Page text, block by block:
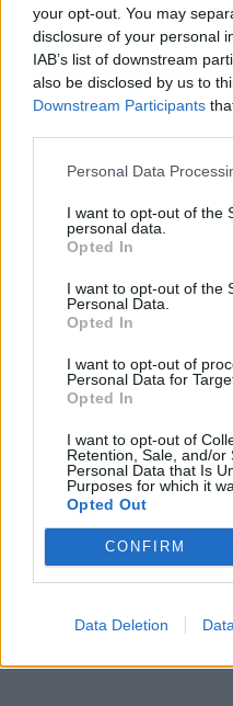
your opt-out. You may
disclosure of your personal
IAB’s list of downstream
also be disclosed by us to
Downstream Participants
Personal Data
I want to opt-out of the
personal data.
Opted In
I want to opt-out of the
Personal Data.
Opted In
I want to opt-out of
Personal Data for
Opted In
I want to opt-out of
Retention, Sale, and/or
Personal Data that Is
Purposes for which it
Opted Out
CONFIRM
Data Deletion